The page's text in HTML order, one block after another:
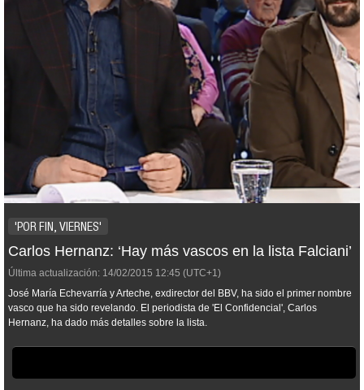
'POR FIN, VIERNES'
Carlos Hernanz: ‘Hay más vascos en la lista Falciani’
Última actualización: 14/02/2015 12:45 (UTC+1)
José María Echevarría y Arteche, exdirector del BBV, ha sido el primer nombre
vasco que ha sido revelando. El periodista de 'El Confidencial', Carlos
Hernanz, ha dado más detalles sobre la lista.